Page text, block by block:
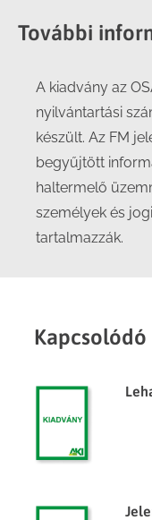
További
A kiadvány az
nyilvántartási
készült. Az FM
begyűjtött
haltermelő
személyek és
tartalmazzák.